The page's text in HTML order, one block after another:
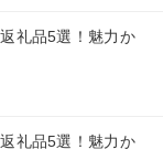
礼品5選！魅力か
礼品5選！魅力か